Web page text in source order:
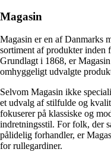
Magasin
Magasin er en af ​​Danmarks
sortiment af produkter inden
Grundlagt i 1868, er
omhyggeligt udvalgte
Selvom Magasin ikke
et udvalg af stilfulde og
fokuserer på klassiske og
indretningsstil. For folk, der
pålidelig forhandler, er
for rullegardiner.